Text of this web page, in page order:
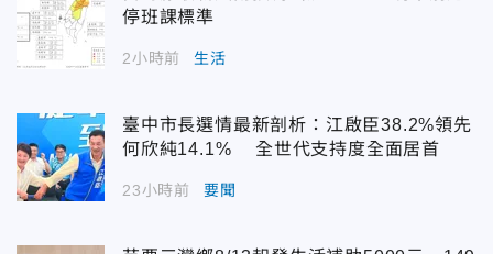
停班課標準
2小時前 生活
臺中市長選情最新剖析：江啟臣38.2%領先
何欣純14.1% 全世代支持度全面居首
23小時前 要聞